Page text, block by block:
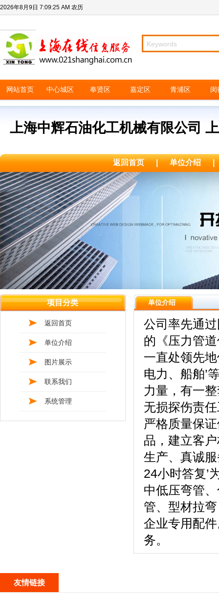
2026年8月9日 7:09:25 AM 农历
网站首页 中心城区 奉贤区 嘉定区 青浦区 闵
上海中辉石油化工机械有限公司
返回首页 | 单位介绍 |
项目分类
返回首页
单位介绍
图片展示
联系我们
系统管理
单位介绍
公司率先通
的《压力管
一直处领先
电力、船舶’
力量，有一
无损探伤责
严格质量保
品，建立客
生产、真诚
24小时答复’
中低压弯管
管、型材拉
企业专用配
务。
友情链接